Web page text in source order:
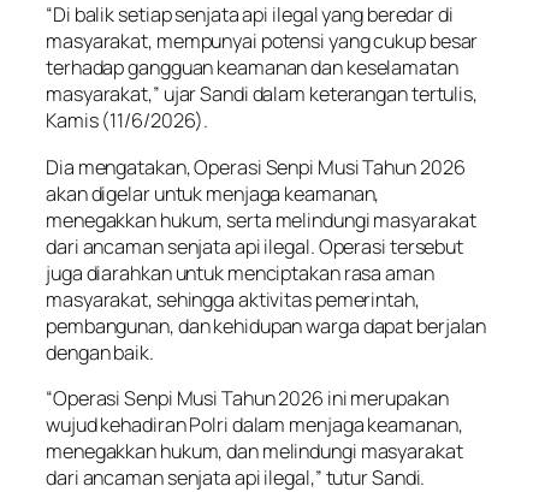
“Di balik setiap senjata api ilegal yang beredar di
masyarakat, mempunyai potensi yang cukup besar
terhadap gangguan keamanan dan keselamatan
masyarakat,” ujar Sandi dalam keterangan tertulis,
Kamis (11/6/2026).
Dia mengatakan, Operasi Senpi Musi Tahun 2026
akan digelar untuk menjaga keamanan,
menegakkan hukum, serta melindungi masyarakat
dari ancaman senjata api ilegal. Operasi tersebut
juga diarahkan untuk menciptakan rasa aman
masyarakat, sehingga aktivitas pemerintah,
pembangunan, dan kehidupan warga dapat berjalan
dengan baik.
“Operasi Senpi Musi Tahun 2026 ini merupakan
wujud kehadiran Polri dalam menjaga keamanan,
menegakkan hukum, dan melindungi masyarakat
dari ancaman senjata api ilegal,” tutur Sandi.